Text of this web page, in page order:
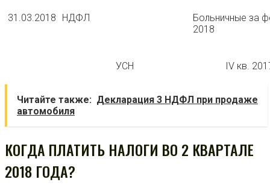
31.03.2018 НДФЛ
Больничные за
2018
УСН IV кв.
Читайте также: Декларация 3 НДФЛ при продаже
автомобиля
КОГДА ПЛАТИТЬ НАЛОГИ ВО 2 КВАРТАЛЕ
2018 ГОДА?